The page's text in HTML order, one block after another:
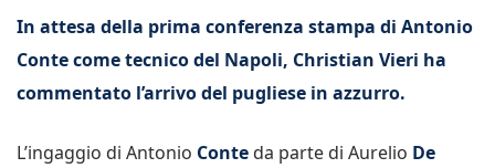
In attesa della prima conferenza stampa di Antonio
Conte come tecnico del Napoli, Christian Vieri ha
commentato l’arrivo del pugliese in azzurro.
L’ingaggio di Antonio Conte da parte di Aurelio De